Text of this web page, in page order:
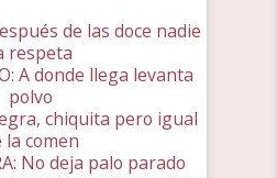
de las doce nadie
respeta
A donde llega levanta
polvo
chiquita pero igual
la comen
No deja palo parado